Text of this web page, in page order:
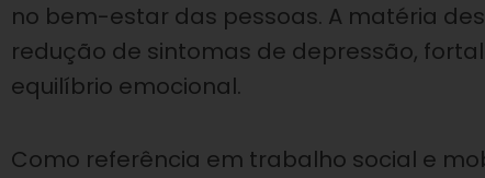
no bem-estar das pessoas. A matéria
redução de sintomas de depressão,
equilíbrio emocional.
Como referência em trabalho social e